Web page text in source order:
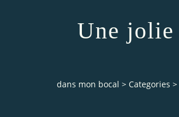
Une jolie
dans mon bocal > Categories >